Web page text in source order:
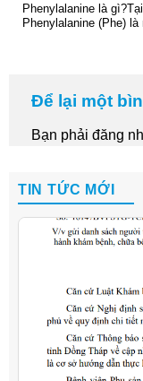
Phenylalanine là
Phenylalanine (Phe) là
Để lại một
Bạn phải đăng
TIN TỨC MỚI